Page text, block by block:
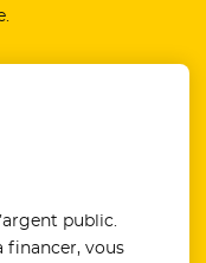
public.
financer, vous